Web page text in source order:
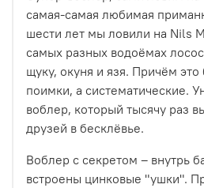
самая-самая любимая
шести лет мы ловили на Nils
самых разных водоёмах
щуку, окуня и язя. Причём
поимки, а систематические.
воблер, который тысячу раз
друзей в бесклёвье.
Воблер с секретом – внутрь
встроены цинковые "ушки".